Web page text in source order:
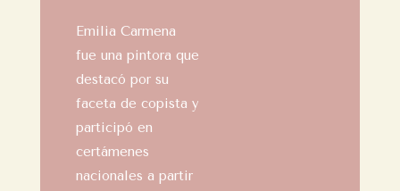
Emilia Carmena
fue una pintora que
destacó por su
faceta de copista y
participó en
certámenes
nacionales a partir